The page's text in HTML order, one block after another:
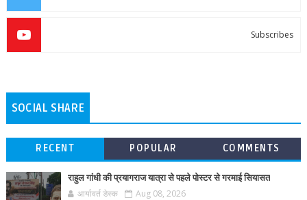
Subscribes
SOCIAL SHARE
RECENT POPULAR COMMENTS
राहुल गांधी की प्रयागराज यात्रा से पहले पोस्टर से गरमाई सियासत
आर्यावर्त डेस्क Aug 08, 2026